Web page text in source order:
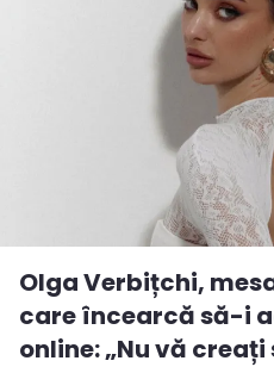
Olga Verbițchi,
care încearcă să-i
online: „Nu vă